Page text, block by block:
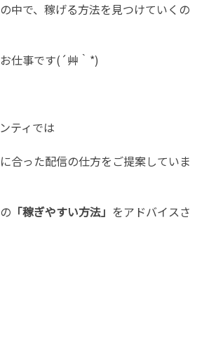
中で、稼げる方法を見つけていくの
仕事です(´艸｀*)
ティでは
合った配信の仕方をご提案していま
「稼ぎやすい方法」 をアドバイスさ